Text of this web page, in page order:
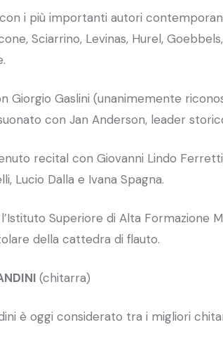
i più importanti autori
Sciarrino, Levinas, Hurel,
Giorgio Gaslini (unanimemente
con Jan Anderson, leader
recital con Giovanni Lindo
Lucio Dalla e Ivana Spagna.
Superiore di Alta Formazione
della cattedra di flauto.
(chitarra)
è oggi considerato tra i migliori